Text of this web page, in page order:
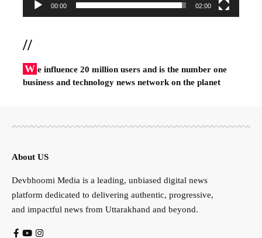
00:00 02:00
//
W e influence 20 million users and is the number one
business and technology news network on the planet
About US
Devbhoomi Media is a leading, unbiased digital news
platform dedicated to delivering authentic, progressive,
and impactful news from Uttarakhand and beyond.